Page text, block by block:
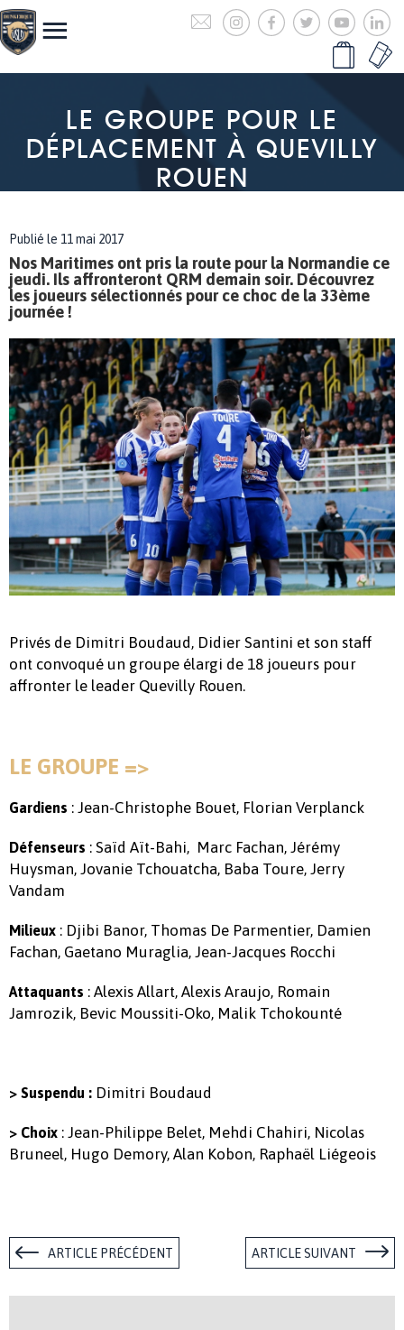
LE GROUPE POUR LE
DÉPLACEMENT À QUEVILLY
ROUEN
Publié le 11 mai 2017
Nos Maritimes ont pris la route pour la Normandie ce
jeudi. Ils affronteront QRM demain soir. Découvrez
les joueurs sélectionnés pour ce choc de la 33ème
journée !
Privés de Dimitri Boudaud, Didier Santini et son staff
ont convoqué un groupe élargi de 18 joueurs pour
affronter le leader Quevilly Rouen.
LE GROUPE =>
Gardiens : Jean-Christophe Bouet, Florian Verplanck
Défenseurs : Saïd Aït-Bahi, Marc Fachan, Jérémy
Huysman, Jovanie Tchouatcha, Baba Toure, Jerry
Vandam
Milieux : Djibi Banor, Thomas De Parmentier, Damien
Fachan, Gaetano Muraglia, Jean-Jacques Rocchi
Attaquants : Alexis Allart, Alexis Araujo, Romain
Jamrozik, Bevic Moussiti-Oko, Malik Tchokounté
> Suspendu : Dimitri Boudaud
> Choix : Jean-Philippe Belet, Mehdi Chahiri, Nicolas
Bruneel, Hugo Demory, Alan Kobon, Raphaël Liégeois
ARTICLE PRÉCÉDENT ARTICLE SUIVANT